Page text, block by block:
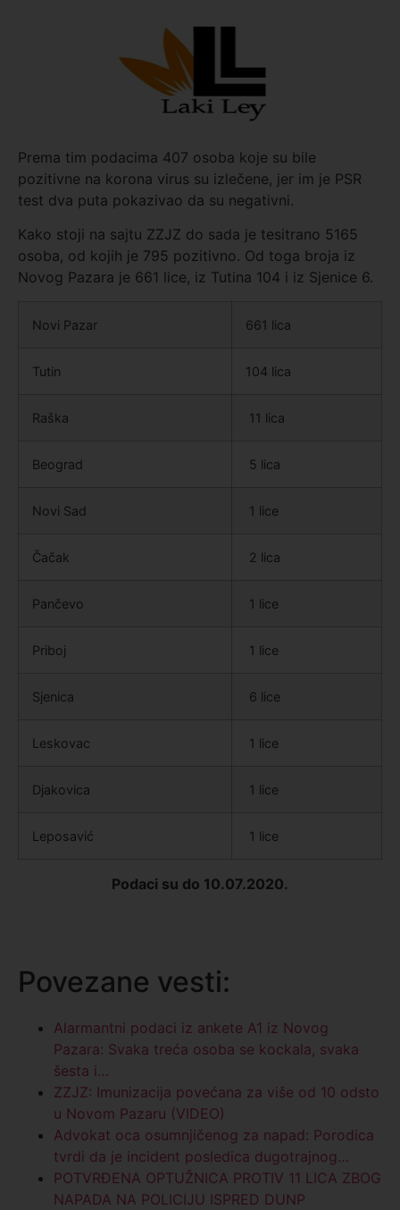
Prema tim podacima 407 osoba koje su bile
pozitivne na korona virus su izlečene, jer im je PSR
test dva puta pokazivao da su negativni.
Kako stoji na sajtu ZZJZ do sada je tesitrano 5165
osoba, od kojih je 795 pozitivno. Od toga broja iz
Novog Pazara je 661 lice, iz Tutina 104 i iz Sjenice 6.
Novi Pazar 661 lica
Tutin 104 lica
Raška 11 lica
Beograd 5 lica
Novi Sad 1 lice
Čačak 2 lica
Pančevo 1 lice
Priboj 1 lice
Sjenica 6 lice
Leskovac 1 lice
Djakovica 1 lice
Leposavić 1 lice
Podaci su do 10.07.2020.
Povezane vesti:
Alarmantni podaci iz ankete A1 iz Novog
Pazara: Svaka treća osoba se kockala, svaka
šesta i…
ZZJZ: Imunizacija povećana za više od 10 odsto
u Novom Pazaru (VIDEO)
Advokat oca osumnjičenog za napad: Porodica
tvrdi da je incident posledica dugotrajnog…
POTVRĐENA OPTUŽNICA PROTIV 11 LICA ZBOG
NAPADA NA POLICIJU ISPRED DUNP